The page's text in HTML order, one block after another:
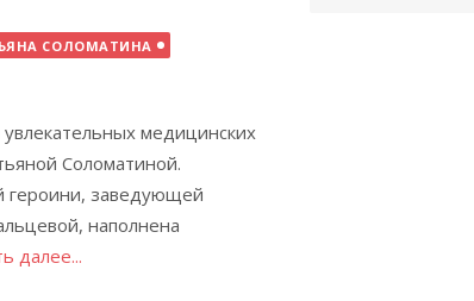
СОЛОМАТИНА
медицинских
Соломатиной.
героини, заведующей
наполнена
далее...